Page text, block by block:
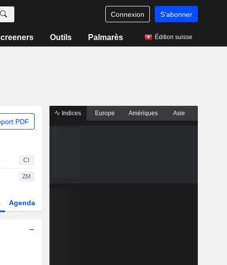
Connexion S'abonner
Outils Palmarès Édition suisse
PDF
CI
ZM
Agenda
Indices Europe Amériques Asie